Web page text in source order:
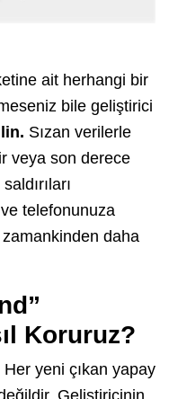
ait herhangi bir
bile geliştirici
Sızan verilerle
veya son derece
saldırıları
telefonunuza
daha
Koruruz?
Her yeni çıkan yapay
Geliştiricinin